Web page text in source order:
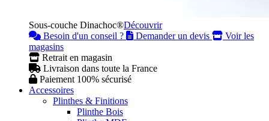
Sous-couche Dinachoc®Découvrir
Besoin d'un conseil ?
Demander un devis
Voir les
magasins
Retrait en magasin
Livraison dans toute la France
Paiement 100% sécurisé
Accessoires
Plinthes & Finitions
Plinthe Bois